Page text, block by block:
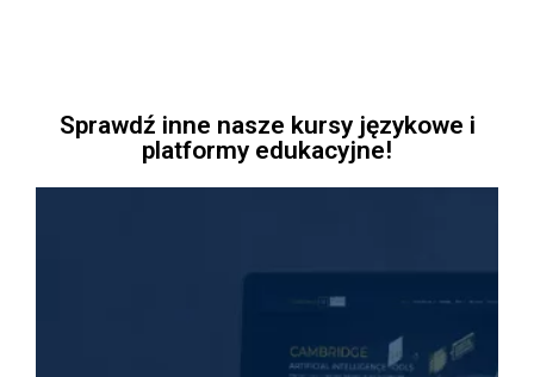
Sprawdź inne nasze kursy językowe i
platformy edukacyjne!